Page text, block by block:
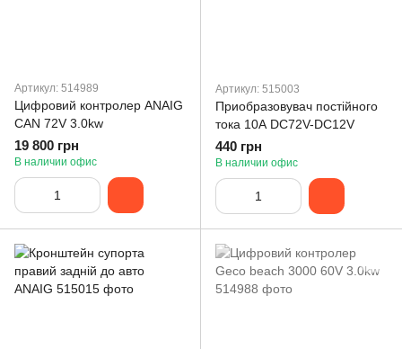
Артикул: 514989
Цифровий контролер ANAIG
CAN 72V 3.0kw
19 800 грн
В наличии офис
Артикул: 515003
Приобразовувач постійного
тока 10А DC72V-DC12V
440 грн
В наличии офис